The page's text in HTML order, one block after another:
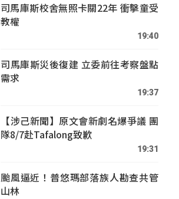
司馬庫斯校舍無照卡關22年 衝擊童受
教權
19:40
司馬庫斯災後復建 立委前往考察盤點
需求
19:37
【涉己新聞】原文會新劇名爆爭議 團
隊8/7赴Tafalong致歉
19:31
颱風逼近！普悠瑪部落族人勘查共管
山林